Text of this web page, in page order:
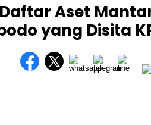
Aset
yang Disita